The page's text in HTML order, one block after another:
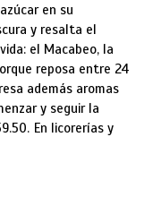
en su
y resalta el
el Macabeo, la
reposa entre 24
además aromas
y seguir la
En licorerías y